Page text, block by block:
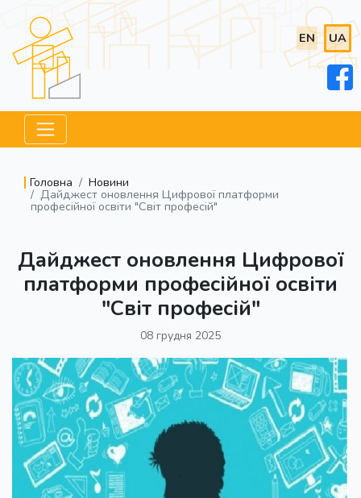
EN UA
Головна Новини
Дайджест оновлення Цифрової платформи
професійної освіти "Світ професій"
Дайджест оновлення Цифрової
платформи професійної освіти
"Світ професій"
08 грудня 2025